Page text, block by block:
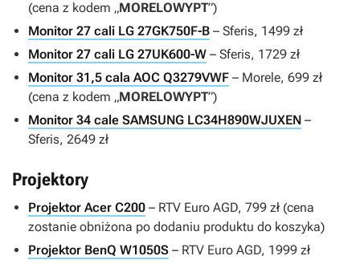
(cena z kodem „MORELOWYPT”)
Monitor 27 cali LG 27GK750F-B – Sferis, 1499 zł
Monitor 27 cali LG 27UK600-W – Sferis, 1729 zł
Monitor 31,5 cala AOC Q3279VWF – Morele, 699 zł
(cena z kodem „MORELOWYPT”)
Monitor 34 cale SAMSUNG LC34H890WJUXEN –
Sferis, 2649 zł
Projektory
Projektor Acer C200 – RTV Euro AGD, 799 zł (cena
zostanie obniżona po dodaniu produktu do koszyka)
Projektor BenQ W1050S – RTV Euro AGD, 1999 zł